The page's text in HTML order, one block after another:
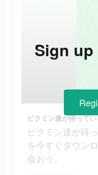
ピクミン達が待
を今すぐダウン
会おう。
Sign